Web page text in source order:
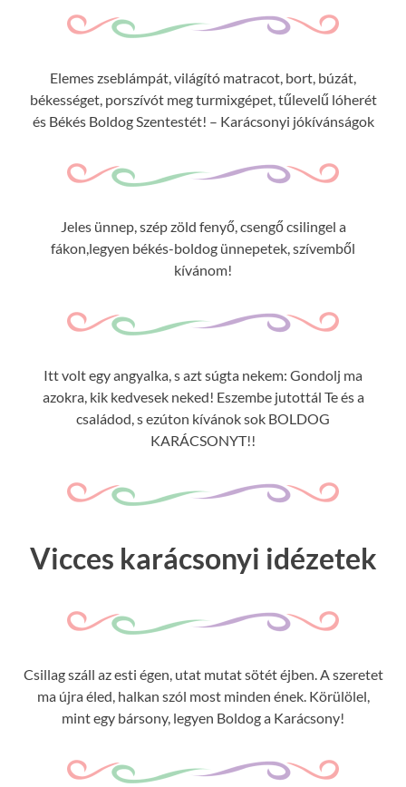
Elemes zseblámpát, világító matracot, bort, búzát,
békességet, porszívót meg turmixgépet, tűlevelű lóherét
és Békés Boldog Szentestét! – Karácsonyi jókívánságok
Jeles ünnep, szép zöld fenyő, csengő csilingel a
fákon,legyen békés-boldog ünnepetek, szívemből
kívánom!
Itt volt egy angyalka, s azt súgta nekem: Gondolj ma
azokra, kik kedvesek neked! Eszembe jutottál Te és a
családod, s ezúton kívánok sok BOLDOG
KARÁCSONYT!!
Vicces karácsonyi idézetek
Csillag száll az esti égen, utat mutat sötét éjben. A szeretet
ma újra éled, halkan szól most minden ének. Körülölel,
mint egy bársony, legyen Boldog a Karácsony!